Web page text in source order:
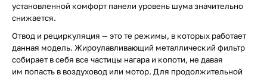
установленной комфорт панели уровень шума значительно
снижается.
Отвод и рециркуляция — это те режимы, в которых работает
данная модель. Жироулавливающий металлический фильтр
собирает в себя все частицы нагара и копоти, не давая
им попасть в воздуховод или мотор. Для продолжительной